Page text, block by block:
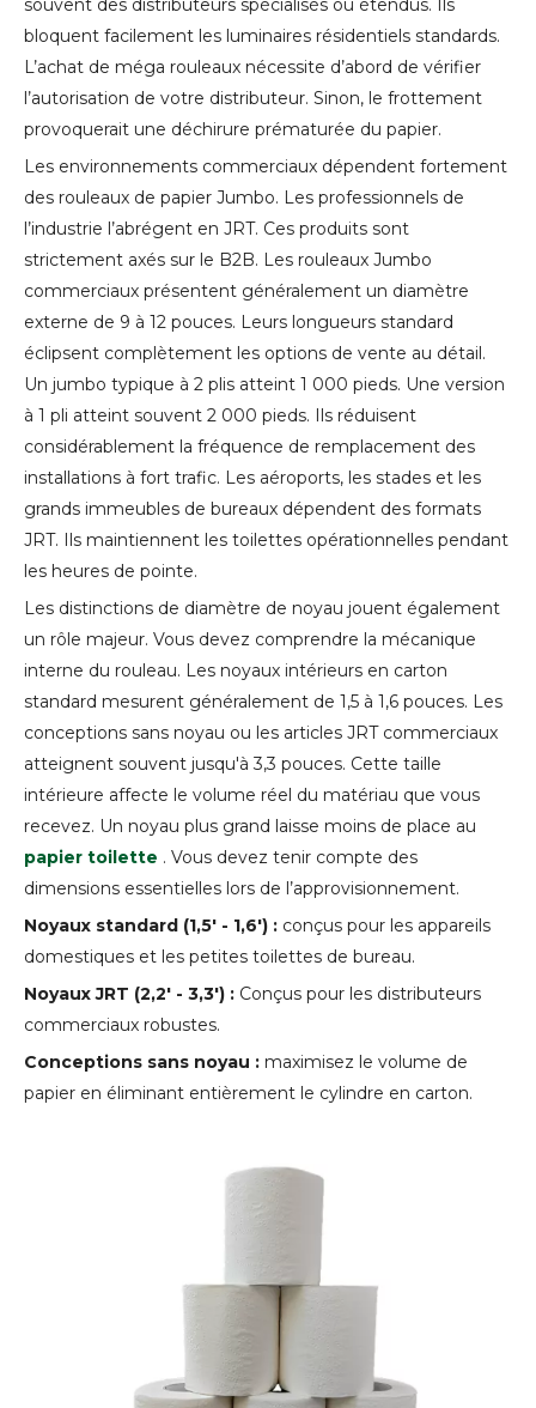
souvent des distributeurs spécialisés ou étendus. Ils
bloquent facilement les luminaires résidentiels standards.
L’achat de méga rouleaux nécessite d’abord de vérifier
l’autorisation de votre distributeur. Sinon, le frottement
provoquerait une déchirure prématurée du papier.
Les environnements commerciaux dépendent fortement
des rouleaux de papier Jumbo. Les professionnels de
l’industrie l’abrégent en JRT. Ces produits sont
strictement axés sur le B2B. Les rouleaux Jumbo
commerciaux présentent généralement un diamètre
externe de 9 à 12 pouces. Leurs longueurs standard
éclipsent complètement les options de vente au détail.
Un jumbo typique à 2 plis atteint 1 000 pieds. Une version
à 1 pli atteint souvent 2 000 pieds. Ils réduisent
considérablement la fréquence de remplacement des
installations à fort trafic. Les aéroports, les stades et les
grands immeubles de bureaux dépendent des formats
JRT. Ils maintiennent les toilettes opérationnelles pendant
les heures de pointe.
Les distinctions de diamètre de noyau jouent également
un rôle majeur. Vous devez comprendre la mécanique
interne du rouleau. Les noyaux intérieurs en carton
standard mesurent généralement de 1,5 à 1,6 pouces. Les
conceptions sans noyau ou les articles JRT commerciaux
atteignent souvent jusqu'à 3,3 pouces. Cette taille
intérieure affecte le volume réel du matériau que vous
recevez. Un noyau plus grand laisse moins de place au
papier toilette . Vous devez tenir compte des
dimensions essentielles lors de l’approvisionnement.
Noyaux standard (1,5' - 1,6') : conçus pour les appareils
domestiques et les petites toilettes de bureau.
Noyaux JRT (2,2' - 3,3') : Conçus pour les distributeurs
commerciaux robustes.
Conceptions sans noyau : maximisez le volume de
papier en éliminant entièrement le cylindre en carton.